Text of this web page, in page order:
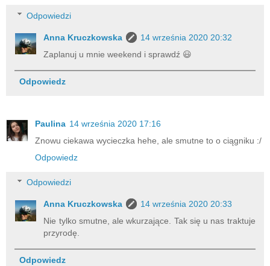
Odpowiedzi
Anna Kruczkowska
14 września 2020 20:32
Zaplanuj u mnie weekend i sprawdź 😃
Odpowiedz
Paulina 14 września 2020 17:16
Znowu ciekawa wycieczka hehe, ale smutne to o ciągniku :/
Odpowiedz
Odpowiedzi
Anna Kruczkowska
14 września 2020 20:33
Nie tylko smutne, ale wkurzające. Tak się u nas traktuje
przyrodę.
Odpowiedz